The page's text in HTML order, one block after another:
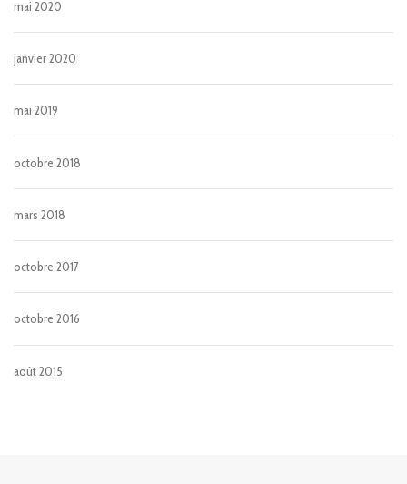
mai 2020
janvier 2020
mai 2019
octobre 2018
mars 2018
octobre 2017
octobre 2016
août 2015